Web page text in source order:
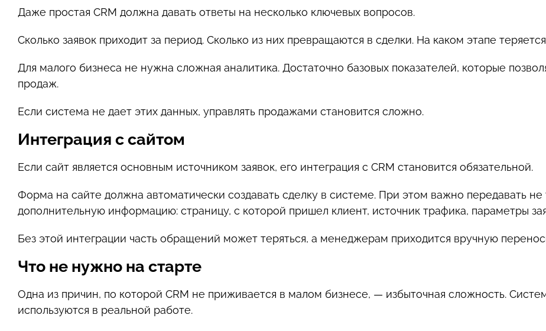
Даже простая CRM должна давать ответы на несколько ключевых вопросов.
Сколько заявок приходит за период. Сколько из них превращаются в сделки. На каком этапе
Для малого бизнеса не нужна сложная аналитика. Достаточно базовых показателей, которые
продаж.
Если система не дает этих данных, управлять продажами становится сложно.
Интеграция с сайтом
Если сайт является основным источником заявок, его интеграция с CRM становится обязательной.
Форма на сайте должна автоматически создавать сделку в системе. При этом важно передавать
дополнительную информацию: страницу, с которой пришел клиент, источник трафика, параметры
Без этой интеграции часть обращений может теряться, а менеджерам приходится вручную
Что не нужно на старте
Одна из причин, по которой CRM не приживается в малом бизнесе, — избыточная сложность.
используются в реальной работе.